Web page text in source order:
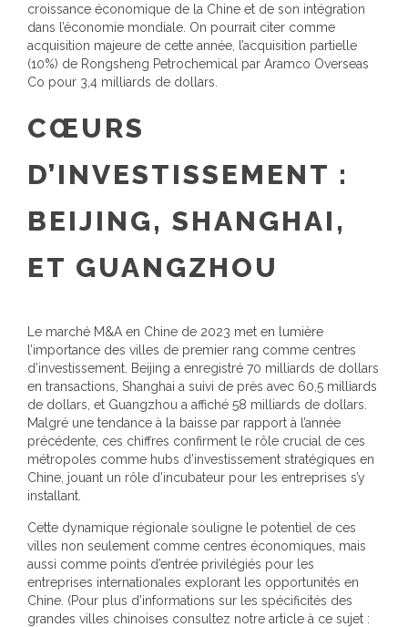
croissance économique de la Chine et de son intégration
dans l’économie mondiale. On pourrait citer comme
acquisition majeure de cette année, l’acquisition partielle
(10%) de Rongsheng Petrochemical par Aramco Overseas
Co pour 3,4 milliards de dollars.
CŒURS
D’INVESTISSEMENT :
BEIJING, SHANGHAI,
ET GUANGZHOU
Le marché M&A en Chine de 2023 met en lumière
l’importance des villes de premier rang comme centres
d’investissement. Beijing a enregistré 70 milliards de dollars
en transactions, Shanghai a suivi de près avec 60,5 milliards
de dollars, et Guangzhou a affiché 58 milliards de dollars.
Malgré une tendance à la baisse par rapport à l’année
précédente, ces chiffres confirment le rôle crucial de ces
métropoles comme hubs d’investissement stratégiques en
Chine, jouant un rôle d’incubateur pour les entreprises s’y
installant.
Cette dynamique régionale souligne le potentiel de ces
villes non seulement comme centres économiques, mais
aussi comme points d’entrée privilégiés pour les
entreprises internationales explorant les opportunités en
Chine. (Pour plus d’informations sur les spécificités des
grandes villes chinoises consultez notre article à ce sujet :